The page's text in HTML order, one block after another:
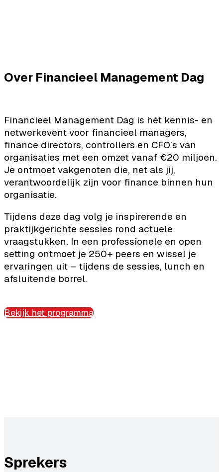
Over Financieel Management Dag
Financieel Management Dag is hét kennis- en
netwerkevent voor financieel managers,
finance directors, controllers en CFO’s van
organisaties met een omzet vanaf €20 miljoen.
Je ontmoet vakgenoten die, net als jij,
verantwoordelijk zijn voor finance binnen hun
organisatie.
Tijdens deze dag volg je inspirerende en
praktijkgerichte sessies rond actuele
vraagstukken. In een professionele en open
setting ontmoet je 250+ peers en wissel je
ervaringen uit – tijdens de sessies, lunch en
afsluitende borrel.
Bekijk het programma
Sprekers